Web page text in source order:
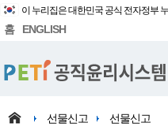
이 누리집은 대한민국 공식 전자정부
홈 ENGLISH
선물신고 선물신고